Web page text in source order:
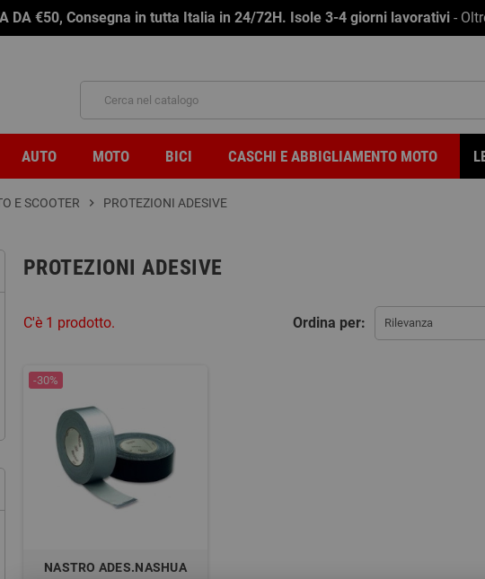
DA €50, Consegna in tutta Italia in 24/72H. Isole 3-4 giorni lavorativi -
AUTO MOTO BICI CASCHI E ABBIGLIAMENTO MOTO
E SCOOTER chevron_right PROTEZIONI ADESIVE
PROTEZIONI ADESIVE
Ordina per: Rilevanza
C'è 1 prodotto.
-30%
NASTRO ADES.NASHUA